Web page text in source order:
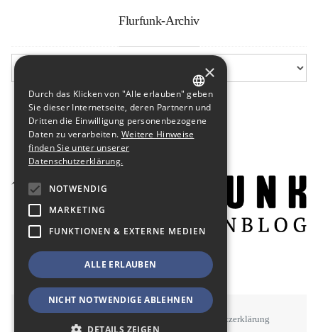
Flurfunk-Archiv
Datenschutzerklärung
GERMAN
ENGLISH
×
Durch das Klicken von "Alle erlauben" geben
Sie dieser Internetseite, deren Partnern und
Dritten die Einwilligung personenbezogene
Daten zu verarbeiten. Weitere Hinweise
finden Sie unter unserer
Datenschutzerklärung.
NOTWENDIG
MARKETING
FUNKTIONEN & EXTERNE MEDIEN
ALLE ERLAUBEN
NICHT NOTWENDIGE ABLEHNEN
DETAILS ZEIGEN